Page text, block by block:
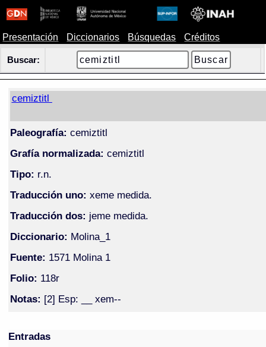
Presentación Diccionarios Búsquedas Créditos
Buscar:
cemiztitl
Paleografía: cemiztitl
Grafía normalizada: cemiztitl
Tipo: r.n.
Traducción uno: xeme medida.
Traducción dos: jeme medida.
Diccionario: Molina_1
Fuente: 1571 Molina 1
Folio: 118r
Notas: [2] Esp: __ xem--
Entradas